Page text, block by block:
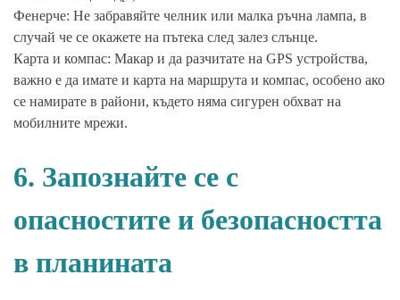
Фенерче: Не забравяйте челник или малка ръчна лампа, в
случай че се окажете на пътека след залез слънце.
Карта и компас: Макар и да разчитате на GPS устройства,
важно е да имате и карта на маршрута и компас, особено ако
се намирате в райони, където няма сигурен обхват на
мобилните мрежи.
6. Запознайте се с
опасностите и безопасността
в планината